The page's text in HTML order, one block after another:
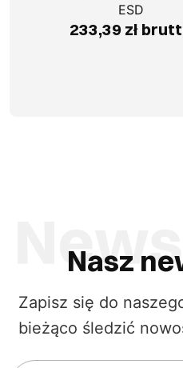
ESD
233,39 zł
Nasz
Zapisz się do
bieżąco śledzić